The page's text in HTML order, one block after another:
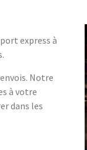
express à
Notre
à votre
dans les